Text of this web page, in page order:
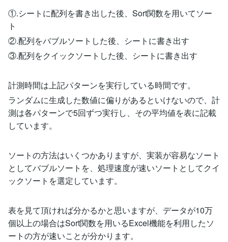
①.シートに配列を書き出した後、Sort関数を用いてソー
ト
②.配列をバブルソートした後、シートに書き出す
③.配列をクイックソートした後、シートに書き出す
計測時間は上記パターンを実行している時間です。
ランダムに生成した数値に偏りがあるといけないので、計
測は各パターンで5回ずつ実行し、その平均値を表に記載
しています。
ソートの方法はいくつかありますが、実装が容易なソート
としてバブルソートを、処理速度が速いソートとしてクイ
ックソートを選定しています。
表を見て頂ければ分かるかと思いますが、データが10万
個以上の場合はSort関数を用いるExcel機能を利用したソ
ートの方が速いことが分かります。